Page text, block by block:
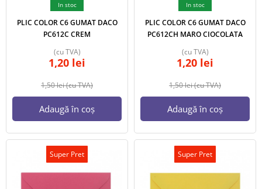
In stoc
PLIC COLOR C6 GUMAT DACO
PC612C CREM
1,50lei(cu TVA)
1,20 lei
(cu TVA)
Adaugă în coș
In stoc
PLIC COLOR C6 GUMAT DACO
PC612CH MARO CIOCOLATA
1,50lei(cu TVA)
1,20 lei
(cu TVA)
Adaugă în coș
Super Pret Super Pret